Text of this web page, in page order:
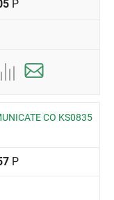
Р
CO KS0835
Р